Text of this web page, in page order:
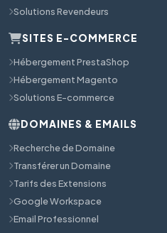
Solutions Revendeurs
SITES E-COMMERCE
Hébergement PrestaShop
Hébergement Magento
Solutions E-commerce
DOMAINES & EMAILS
Recherche de Domaine
Transférer un Domaine
Tarifs des Extensions
Google Workspace
Email Professionnel